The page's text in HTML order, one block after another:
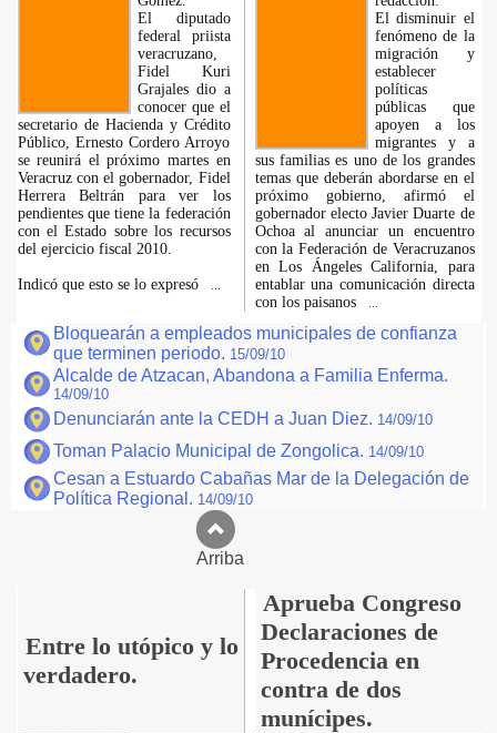
El diputado
federal priista
veracruzano,
Fidel Kuri
Grajales dio a
conocer que el
secretario de Hacienda y Crédito
Público, Ernesto Cordero Arroyo
se reunirá el próximo martes en
Veracruz con el gobernador, Fidel
Herrera Beltrán para ver los
pendientes que tiene la federación
con el Estado sobre los recursos
del ejercicio fiscal 2010.
Indicó que esto se lo expresó
El disminuir el
fenómeno de la
migración y
establecer
políticas
públicas que
apoyen a los
migrantes y a
sus familias es uno de los grandes
temas que deberán abordarse en el
próximo gobierno, afirmó el
gobernador electo Javier Duarte de
Ochoa al anunciar un encuentro
con la Federación de Veracruzanos
en Los Ángeles California, para
entablar una comunicación directa
con los paisanos
Bloquearán a empleados municipales de confianza
que terminen periodo. 15/09/10
Alcalde de Atzacan, Abandona a Familia Enferma.
14/09/10
Denunciarán ante la CEDH a Juan Diez. 14/09/10
Toman Palacio Municipal de Zongolica. 14/09/10
Cesan a Estuardo Cabañas Mar de la Delegación de
Política Regional. 14/09/10
Arriba
Entre lo utópico y lo
verdadero.
Aprueba Congreso
Declaraciones de
Procedencia en
contra de dos
munícipes.